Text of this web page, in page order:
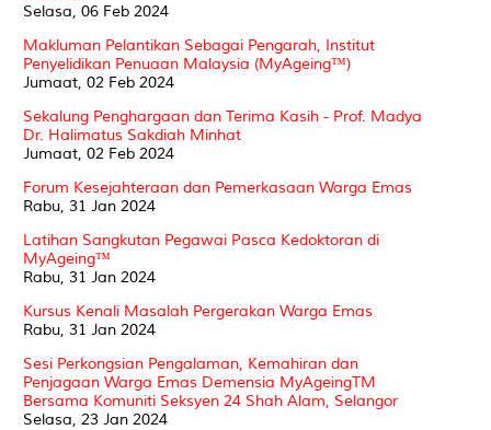
Selasa, 06 Feb 2024
Makluman Pelantikan Sebagai Pengarah, Institut
Penyelidikan Penuaan Malaysia (MyAgeing™)
Jumaat, 02 Feb 2024
Sekalung Penghargaan dan Terima Kasih - Prof. Madya
Dr. Halimatus Sakdiah Minhat
Jumaat, 02 Feb 2024
Forum Kesejahteraan dan Pemerkasaan Warga Emas
Rabu, 31 Jan 2024
Latihan Sangkutan Pegawai Pasca Kedoktoran di
MyAgeing™
Rabu, 31 Jan 2024
Kursus Kenali Masalah Pergerakan Warga Emas
Rabu, 31 Jan 2024
Sesi Perkongsian Pengalaman, Kemahiran dan
Penjagaan Warga Emas Demensia MyAgeingTM
Bersama Komuniti Seksyen 24 Shah Alam, Selangor
Selasa, 23 Jan 2024